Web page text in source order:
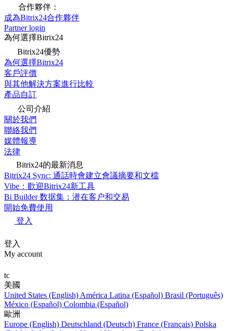
合作夥伴：
成為Bitrix24合作夥伴
Partner login
為何選擇Bitrix24
Bitrix24優勢
為何選擇Bitrix24
客戶評價
與其他解決方案進行比較
產品自訂
公司介紹
關於我們
聯絡我們
媒體報導
法律
Bitrix24的最新消息
Bitrix24 Sync: 通話時會建立會議摘要和文檔
Vibe：歡迎Bitrix24新工具
Bi Builder 数据集：潜在客户和交易
開始免費使用
登入
登入
My account
tc
美國
United States (English) América Latina (Español) Brasil (Português)
México (Español) Colombia (Español)
歐洲
Europe (English) Deutschland (Deutsch) France (Français) Polska